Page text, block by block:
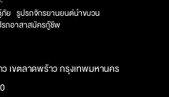
ย รูปรถจักรยานยนต์นำขบวน
ถอาสาสมัครกู้ชีพ
เขตลาดพร้าว กรุงเทพมหานคร